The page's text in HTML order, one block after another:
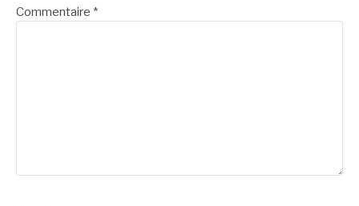
Commentaire *